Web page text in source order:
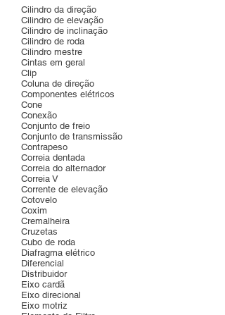
Cilindro da direção
Cilindro de elevação
Cilindro de inclinação
Cilindro de roda
Cilindro mestre
Cintas em geral
Clip
Coluna de direção
Componentes elétricos
Cone
Conexão
Conjunto de freio
Conjunto de transmissão
Contrapeso
Correia dentada
Correia do alternador
Correia V
Corrente de elevação
Cotovelo
Coxim
Cremalheira
Cruzetas
Cubo de roda
Diafragma elétrico
Diferencial
Distribuidor
Eixo cardã
Eixo direcional
Eixo motriz